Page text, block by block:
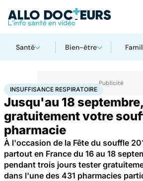
Santé Bien-être
AccueilSantéMaladiesInsuffisance respiratoire
INSUFFISANCE RESPIRATOIRE
Jusqu'au 18
gratuitement votre
pharmacie
À l'occasion de la Fête du souffle
partout en France du 16 au 18
pendant trois jours tester
dans l'une des 431 pharmacies